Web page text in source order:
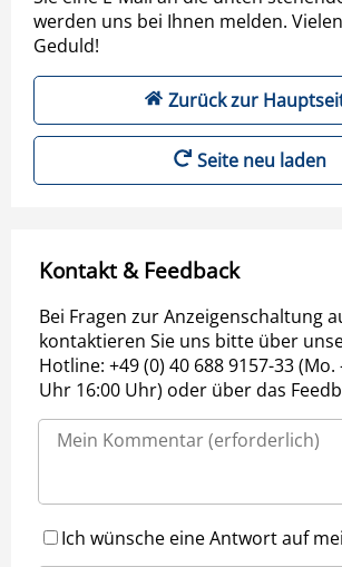
werden uns bei Ihnen melden.
Geduld!
Zurück zur
Seite neu laden
Kontakt & Feedback
Bei Fragen zur Anzeigenschaltung
kontaktieren Sie uns bitte über
Hotline: +49 (0) 40 688 9157-33 (Mo.
Uhr 16:00 Uhr) oder über das
Ich wünsche eine Antwort auf